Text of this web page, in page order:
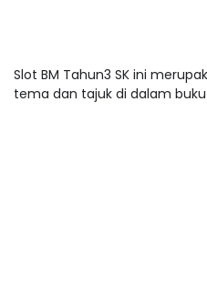
Slot BM Tahun3 SK ini
tema dan tajuk di dalam